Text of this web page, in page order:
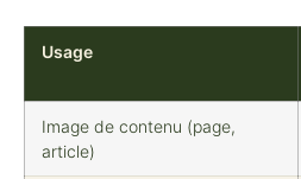
Usage
Image de contenu (page,
article)